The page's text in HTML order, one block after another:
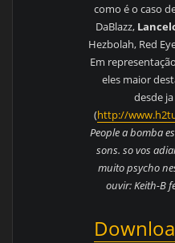
como é o caso
DaBlazz,
Hezbolah, Red
Em
eles maior
desde
(http://
People a bomba
sons. so vos
muito psycho
ouvir: Keith-B